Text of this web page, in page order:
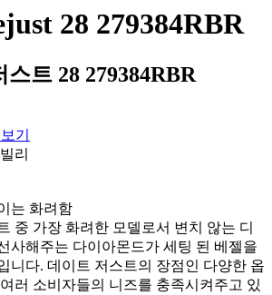
28 279384RBR
트 28 279384RBR
기
리
는 화려함
중 가장 화려한 모델로서 변치 않는 디
사해주는 다이아몬드가 세팅 된 베젤을
니다. 데이트 저스트의 장점인 다양한 옵
러 소비자들의 니즈를 충족시켜주고 있